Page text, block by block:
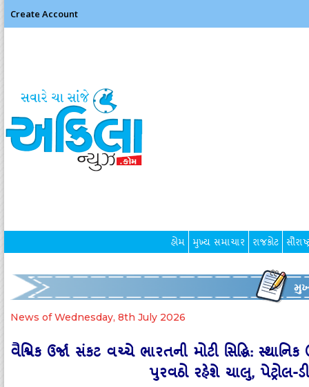
Create Account
હોમ મુખ્ય સમાચાર રાજકોટ
News of Wednesday, 8th July 2026
વૈશ્વિક ઉર્જા સંકટ વચ્ચે ભારતની મોટી સિદ્ધિ:
પુરવઠો રહેશે ચાલુ,